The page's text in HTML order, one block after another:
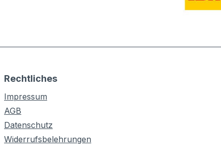
Rechtliches
Impressum
AGB
Datenschutz
Widerrufsbelehrungen